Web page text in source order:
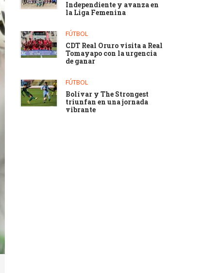
Independiente y avanza en
la Liga Femenina
FÚTBOL
CDT Real Oruro visita a Real
Tomayapo con la urgencia
de ganar
FÚTBOL
Bolívar y The Strongest
triunfan en una jornada
vibrante